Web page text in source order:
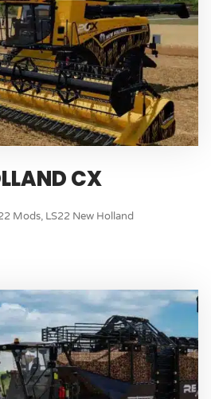
CX
Mods, LS22 New Holland